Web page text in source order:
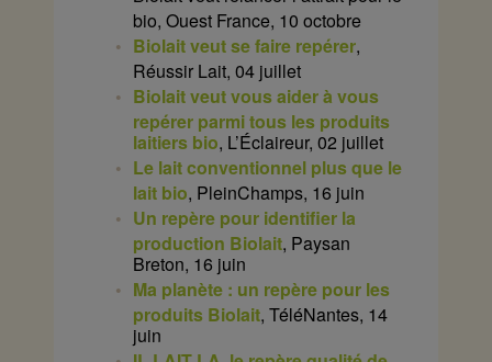
bio, Ouest France, 10 octobre
Biolait veut se faire repérer,
Réussir Lait, 04 juillet
Biolait veut vous aider à vous
repérer parmi tous les produits
laitiers bio, L’Éclaireur, 02 juillet
Le lait conventionnel plus que le
lait bio, PleinChamps, 16 juin
Un repère pour identifier la
production Biolait, Paysan
Breton, 16 juin
Ma planète : un repère pour les
produits Biolait, TéléNantes, 14
juin